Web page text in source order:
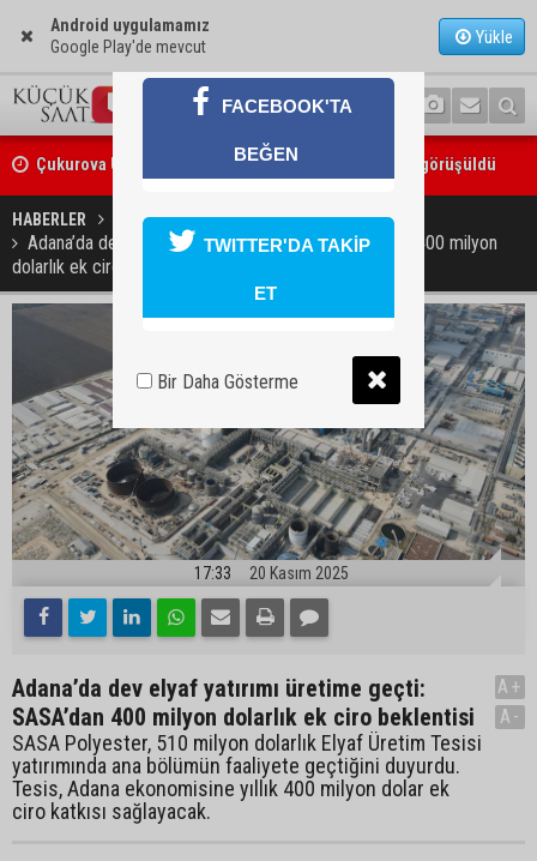
Android uygulamamız
Google Play'de mevcut
Yükle
Çukurova Üniversitesi’nde Ar-Ge ve sanayi iş birliği görüşüldü
Seyhan’da gıda işletmelerine sıkı denetim
HABERLER EKONOMİ
Adana’da dev elyaf yatırımı üretime geçti: SASA’dan 400 milyon
dolarlık ek ciro beklentisi
17:33 20 Kasım 2025
Adana’da dev elyaf yatırımı üretime geçti:
SASA’dan 400 milyon dolarlık ek ciro beklentisi
SASA Polyester, 510 milyon dolarlık Elyaf Üretim Tesisi
yatırımında ana bölümün faaliyete geçtiğini duyurdu.
Tesis, Adana ekonomisine yıllık 400 milyon dolar ek
ciro katkısı sağlayacak.
A+
A-
FACEBOOK'TA
BEĞEN
TWITTER'DA TAKİP
ET
Bir Daha Gösterme